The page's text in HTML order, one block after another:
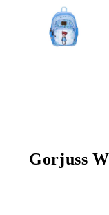
Gorjuss